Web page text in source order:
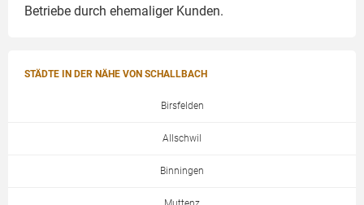
Betriebe durch ehemaliger Kunden.
STÄDTE IN DER NÄHE VON SCHALLBACH
Birsfelden
Allschwil
Binningen